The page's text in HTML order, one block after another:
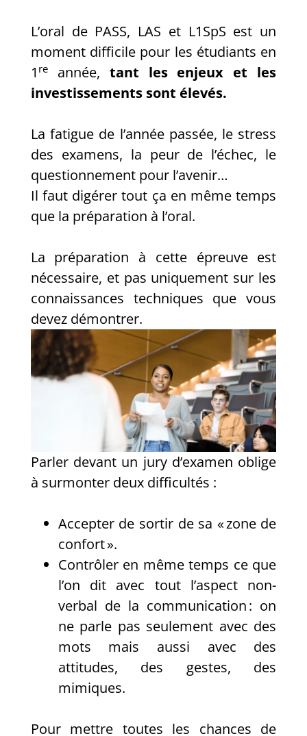
L’oral de PASS, LAS et L1SpS est un
moment difficile pour les étudiants en
1 reannée, tant les enjeux et les
investissements sont élevés.
La fatigue de l’année passée, le stress
des examens, la peur de l’échec, le
questionnement pour l’avenir…
Il faut digérer tout ça en même temps
que la préparation à l’oral.
La préparation à cette épreuve est
nécessaire, et pas uniquement sur les
connaissances techniques que vous
devez démontrer.
Parler devant un jury d’examen oblige
à surmonter deux difficultés :
Accepter de sortir de sa « zone de
confort ».
Contrôler en même temps ce que
l’on dit avec tout l’aspect non-
verbal de la communication : on
ne parle pas seulement avec des
mots mais aussi avec des
attitudes, des gestes, des
mimiques.
Pour mettre toutes les chances de